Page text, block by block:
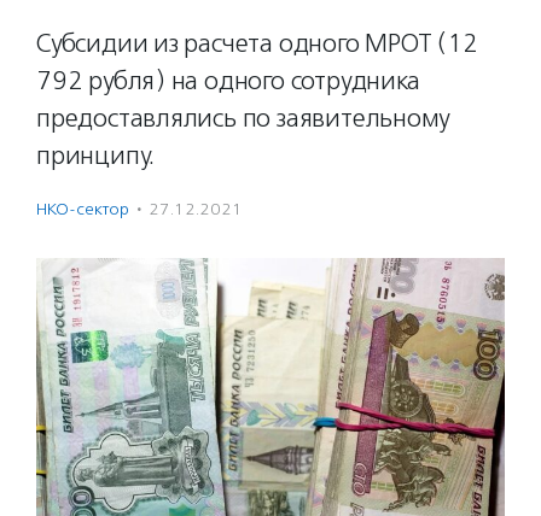
Субсидии из расчета одного МРОТ (12
792 рубля) на одного сотрудника
предоставлялись по заявительному
принципу.
НКО-сектор · 27.12.2021